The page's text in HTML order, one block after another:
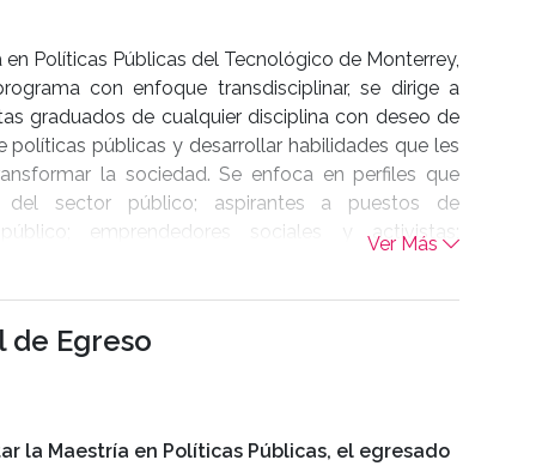
en Políticas Públicas del Tecnológico de Monterrey,
con enfoque transdisciplinar, se dirige a
graduados de cualquier disciplina con deseo de
políticas públicas y desarrollar habilidades que les
la sociedad. Se enfoca en perfiles que
del sector público; aspirantes a puestos de
emprendedores sociales y activistas;
Ver Más
de Egreso
la Maestría en Políticas Públicas, el egresado